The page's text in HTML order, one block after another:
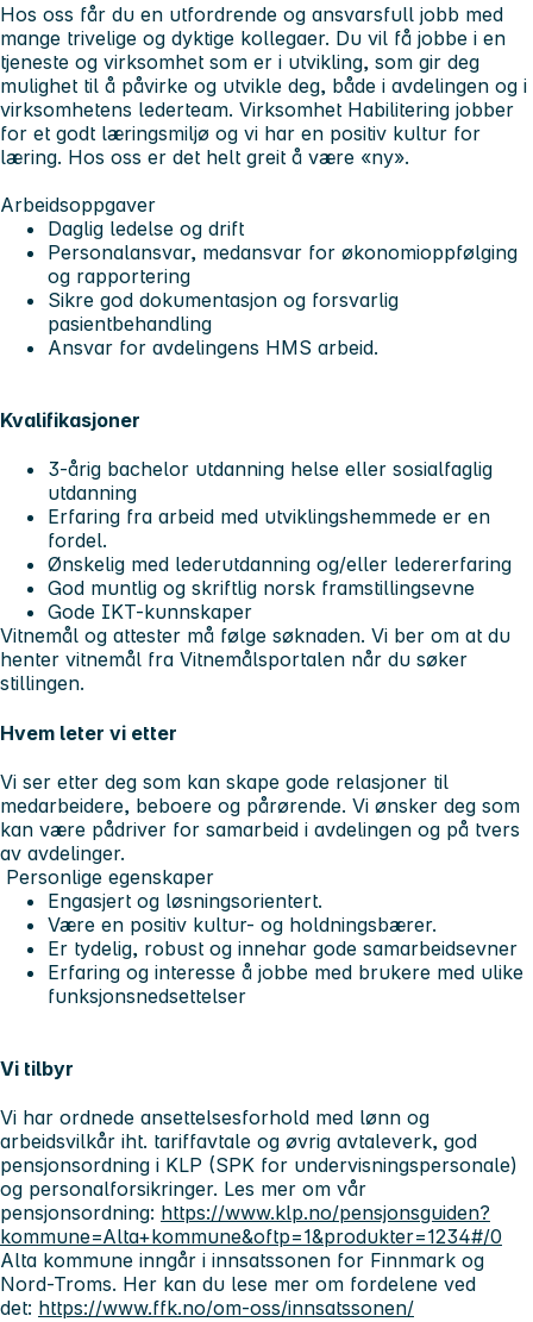
Hos oss får du en utfordrende og ansvarsfull jobb med
mange trivelige og dyktige kollegaer. Du vil få jobbe i en
tjeneste og virksomhet som er i utvikling, som gir deg
mulighet til å påvirke og utvikle deg, både i avdelingen og i
virksomhetens lederteam. Virksomhet Habilitering jobber
for et godt læringsmiljø og vi har en positiv kultur for
læring. Hos oss er det helt greit å være «ny».
Arbeidsoppgaver
Daglig ledelse og drift
Personalansvar, medansvar for økonomioppfølging
og rapportering
Sikre god dokumentasjon og forsvarlig
pasientbehandling
Ansvar for avdelingens HMS arbeid.
Kvalifikasjoner
3-årig bachelor utdanning helse eller sosialfaglig
utdanning
Erfaring fra arbeid med utviklingshemmede er en
fordel.
Ønskelig med lederutdanning og/eller ledererfaring
God muntlig og skriftlig norsk framstillingsevne
Gode IKT-kunnskaper
Vitnemål og attester må følge søknaden. Vi ber om at du
henter vitnemål fra Vitnemålsportalen når du søker
stillingen.
Hvem leter vi etter
Vi ser etter deg som kan skape gode relasjoner til
medarbeidere, beboere og pårørende. Vi ønsker deg som
kan være pådriver for samarbeid i avdelingen og på tvers
av avdelinger.
Personlige egenskaper
Engasjert og løsningsorientert.
Være en positiv kultur- og holdningsbærer.
Er tydelig, robust og innehar gode samarbeidsevner
Erfaring og interesse å jobbe med brukere med ulike
funksjonsnedsettelser
Vi tilbyr
Vi har ordnede ansettelsesforhold med lønn og
arbeidsvilkår iht. tariffavtale og øvrig avtaleverk, god
pensjonsordning i KLP (SPK for undervisningspersonale)
og personalforsikringer. Les mer om vår
pensjonsordning: https://www.klp.no/pensjonsguiden?
kommune=Alta+kommune&oftp=1&produkter=1234#/0
Alta kommune inngår i innsatssonen for Finnmark og
Nord-Troms. Her kan du lese mer om fordelene ved
det: https://www.ffk.no/om-oss/innsatssonen/